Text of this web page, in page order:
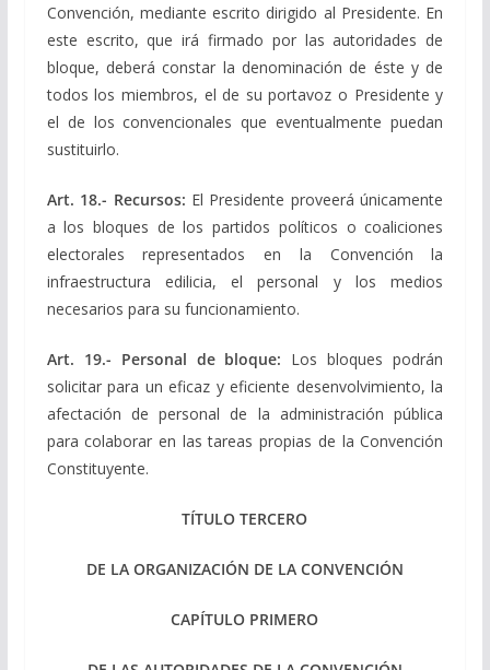
Convención, mediante escrito dirigido al Presidente. En
este escrito, que irá firmado por las autoridades de
bloque, deberá constar la denominación de éste y de
todos los miembros, el de su portavoz o Presidente y
el de los convencionales que eventualmente puedan
sustituirlo.
Art. 18.- Recursos: El Presidente proveerá únicamente
a los bloques de los partidos políticos o coaliciones
electorales representados en la Convención la
infraestructura edilicia, el personal y los medios
necesarios para su funcionamiento.
Art. 19.- Personal de bloque: Los bloques podrán
solicitar para un eficaz y eficiente desenvolvimiento, la
afectación de personal de la administración pública
para colaborar en las tareas propias de la Convención
Constituyente.
TÍTULO TERCERO
DE LA ORGANIZACIÓN DE LA CONVENCIÓN
CAPÍTULO PRIMERO